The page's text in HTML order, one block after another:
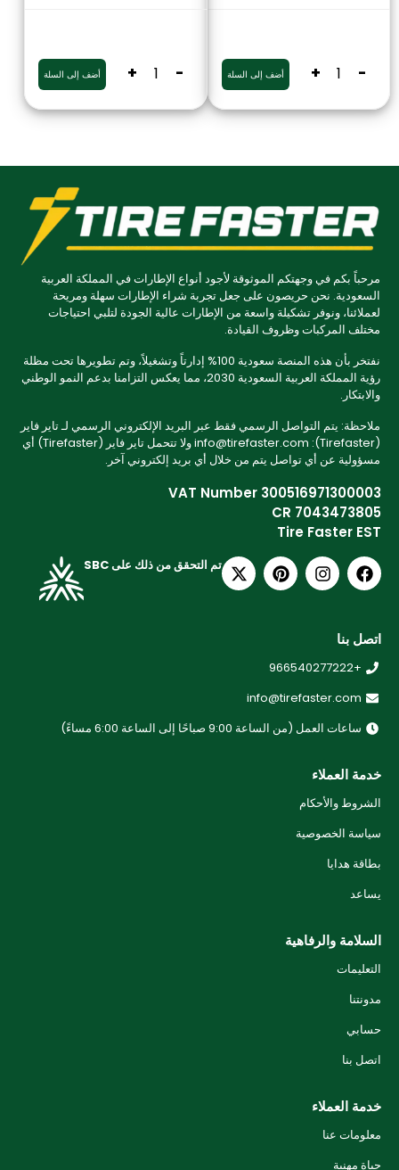
-
+ أضف إلى السلة -
+ أضف إلى السلة
مرحباً بكم في وجهتكم الموثوقة لأجود أنواع الإطارات في المملكة العربية
السعودية. نحن حريصون على جعل تجربة شراء الإطارات سهلة ومريحة
لعملائنا، ونوفر تشكيلة واسعة من الإطارات عالية الجودة لتلبي احتياجات
مختلف المركبات وظروف القيادة.
نفتخر بأن هذه المنصة سعودية 100% إدارتاً وتشغيلاً، وتم تطويرها تحت مظلة
رؤية المملكة العربية السعودية 2030، مما يعكس التزامنا بدعم النمو الوطني
والابتكار.
ملاحظة: يتم التواصل الرسمي فقط عبر البريد الإلكتروني الرسمي لـ تاير فاير
(Tirefaster): info@tirefaster.com ولا تتحمل تاير فاير (Tirefaster) أي
مسؤولية عن أي تواصل يتم من خلال أي بريد إلكتروني آخر.
VAT Number 300516971300003
CR 7043473805
Tire Faster EST
تم التحقق من ذلك على SBC
اتصل بنا
+966540277222
info@tirefaster.com
ساعات العمل (من الساعة 9:00 صباحًا إلى الساعة 6:00 مساءً)
خدمة العملاء
الشروط والأحكام
سياسة الخصوصية
بطاقة هدايا
يساعد
السلامة والرفاهية
التعليمات
مدونتنا
حسابي
اتصل بنا
خدمة العملاء
معلومات عنا
حياة مهنية